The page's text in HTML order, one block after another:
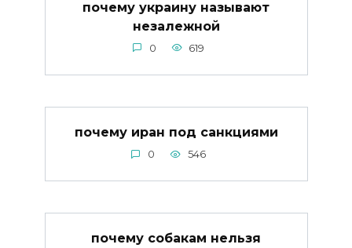
почему украину называют
незалежной
0 619
почему иран под санкциями
0 546
почему собакам нельзя